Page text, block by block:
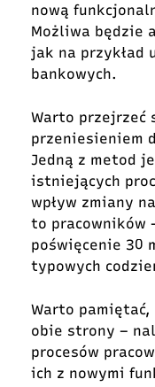
nową
Możliwa będzie
jak na przykład
bankowych.
Warto przejrzeć
przeniesieniem
Jedną z metod
istniejących
wpływ zmiany
to pracowników
poświęcenie 30
typowych
Warto pamiętać,
obie strony –
procesów
ich z nowymi